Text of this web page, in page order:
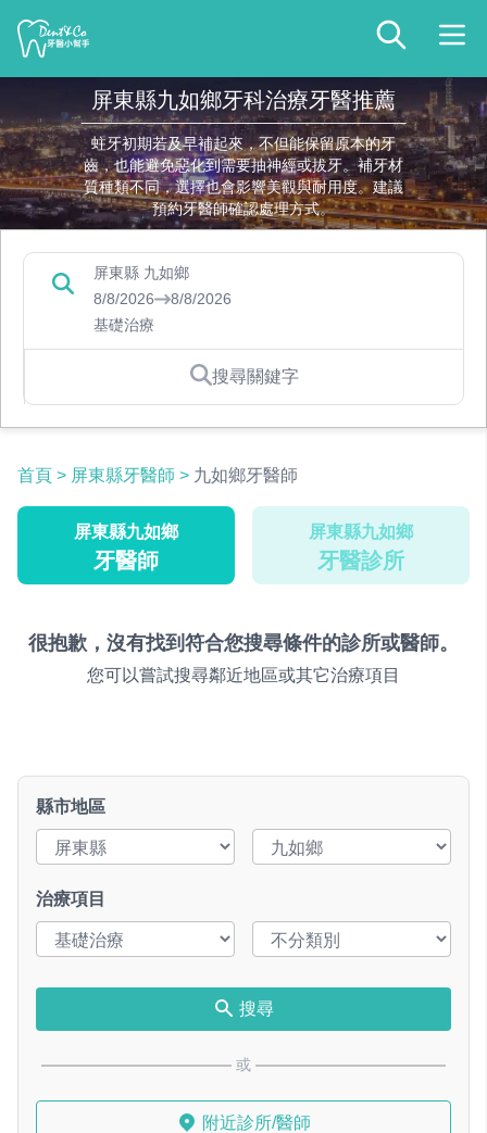
屏東縣九如鄉牙科治療牙醫推薦
蛀牙初期若及早補起來，不但能保留原本的牙
齒，也能避免惡化到需要抽神經或拔牙。補牙材
質種類不同，選擇也會影響美觀與耐用度。建議
預約牙醫師確認處理方式。
屏東縣 九如鄉
8/8/2026
8/8/2026
基礎治療
搜尋關鍵字
首頁 > 屏東縣牙醫師 > 九如鄉牙醫師
屏東縣九如鄉
牙醫師
屏東縣九如鄉
牙醫診所
很抱歉，沒有找到符合您搜尋條件的診所或醫師。
您可以嘗試搜尋鄰近地區或其它治療項目
縣市地區
治療項目
搜尋
或
附近診所/醫師